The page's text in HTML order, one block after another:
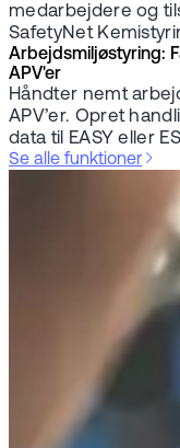
medarbejdere og
SafetyNet
Arbejdsmiljøstyring:
APV'er
Håndter nemt
APV’er. Opret
data til EASY eller
Se alle funktioner